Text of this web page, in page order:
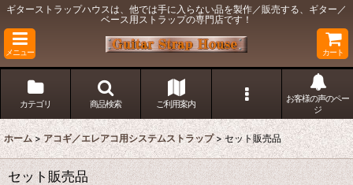
ギターストラップハウスは、他では手に入らない品を製作／販売する、ギター／
ベース用ストラップの専門店です！
メニュー カート
カテゴリ 商品検索 ご利用案内
お客様の声のペー
ジ
ホーム > アコギ／エレアコ用システムストラップ > セット販売品
セット販売品